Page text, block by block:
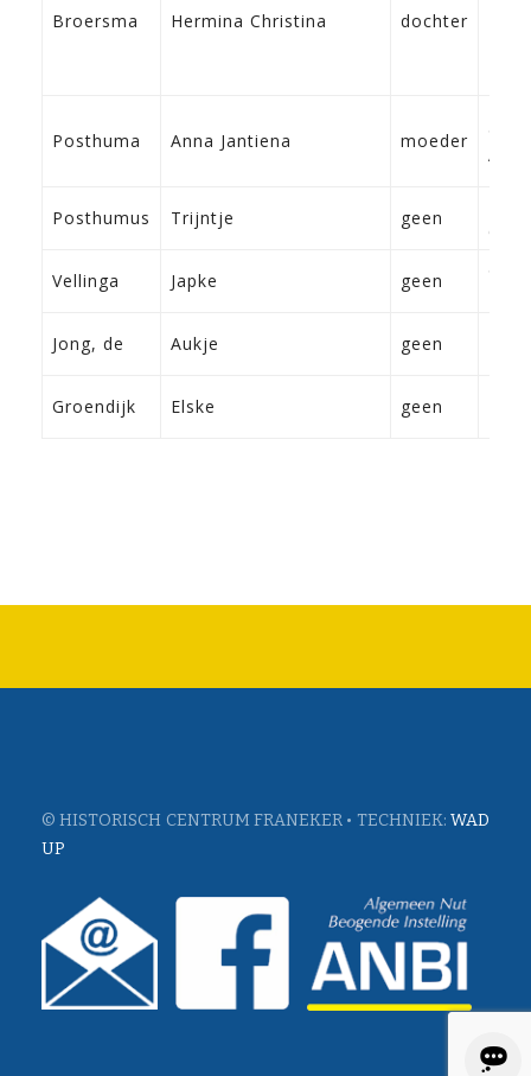
Broersma Hermina Christina dochter
Posthuma Anna Jantiena moeder
5-1-
Posthumus Trijntje geen
Vellinga Japke geen
5-
Jong, de Aukje geen
Groendijk Elske geen
© HISTORISCH CENTRUM FRANEKER • TECHNIEK: WAD
UP